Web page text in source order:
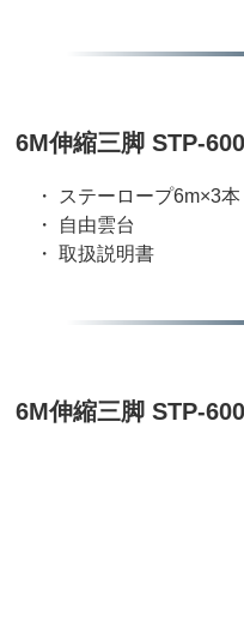
6M伸縮三脚 STP-
・ ステーロープ6m×3本
・ 自由雲台
・ 取扱説明書
6M伸縮三脚 STP-